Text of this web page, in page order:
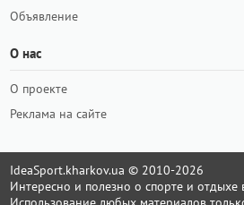
Объявление
О нас
О проекте
Реклама на сайте
IdeaSport.kharkov.ua © 2010-2026
Интересно и полезно о спорте и отдыхе